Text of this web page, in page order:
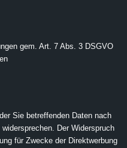
gem. Art. 7 Abs. 3 DSGVO
Sie betreffenden Daten nach
Der Widerspruch
für Zwecke der Direktwerbung